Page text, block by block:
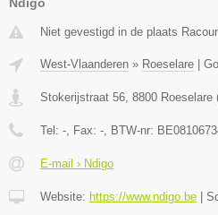
Niet gevestigd in de plaats
West-Vlaanderen » Roeselare
Stokerijstraat 56 8800 Roeselare
Tel: - , Fax: - , BTW-nr:
E-mail › Ndigo
Website: https://www.ndigo.be